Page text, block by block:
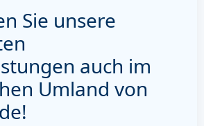
Sie unsere
auch im
Umland von